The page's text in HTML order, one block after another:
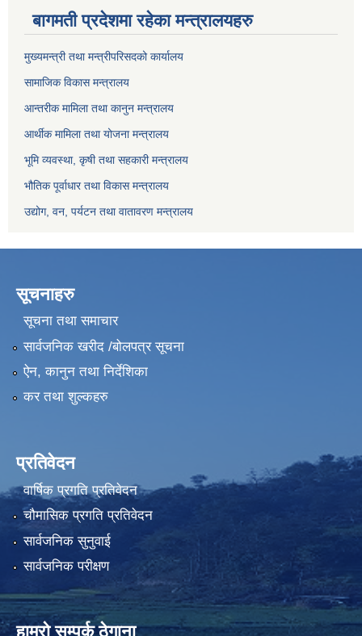
बागमती प्रदेशमा रहेका मन्त्रालयहरु
मुख्यमन्त्री तथा मन्त्रीपरिसदको कार्यालय
सामाजिक विकास मन्त्रालय
आन्तरीक मामिला तथा कानुन मन्त्रालय
आर्थीक मामिला तथा योजना मन्त्रालय
भूमि व्यवस्था, कृषी तथा सहकारी मन्त्रालय
भौतिक पूर्वाधार तथा विकास मन्त्रालय
उद्योग, वन, पर्यटन तथा वातावरण मन्त्रालय
सूचनाहरु
सूचना तथा समाचार
सार्वजनिक खरीद /बोलपत्र सूचना
ऐन, कानुन तथा निर्देशिका
कर तथा शुल्कहरु
प्रतिवेदन
वार्षिक प्रगति प्रतिवेदन
चौमासिक प्रगति प्रतिवेदन
सार्वजनिक सुनुवाई
सार्वजनिक परीक्षण
हाम्रो सम्पर्क ठेगाना